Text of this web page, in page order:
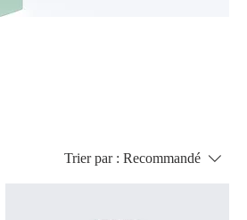
Trier par : Recommandé